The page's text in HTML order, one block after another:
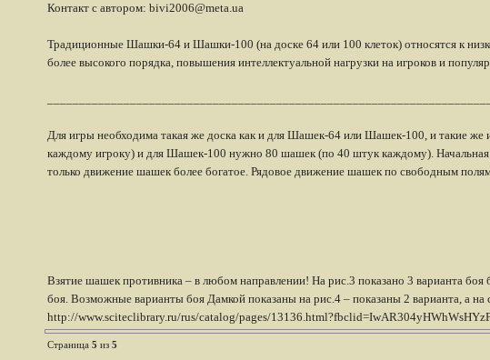
Контакт с автором: bivi2006@meta.ua
Традиционные Шашки-64 и Шашки-100 (на доске 64 или 100 клеток) относятся к
более высокого порядка, повышения интеллектуальной нагрузки на игроков и
Для игры необходима такая же доска как и для Шашек-64 или Шашек-100, и такие
каждому игроку) и для Шашек-100 нужно 80 шашек (по 40 штук каждому).
только движение шашек более богатое. Рядовое движение шашек по свободным
Взятие шашек противника – в любом направлении! На рис.3 показано 3 варианта
боя. Возможные варианты боя Дамкой показаны на рис.4 – показаны 2 варианта, а
http://www.sciteclibrary.ru/rus/catalog/pages/
Страница 5 из 5